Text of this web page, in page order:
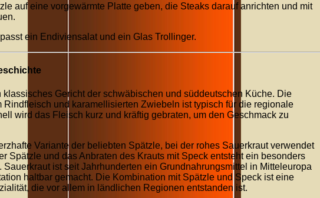
auf eine vorgewärmte Platte geben, die Steaks darauf anrichten und mit
ein Endiviensalat und ein Glas Trollinger.
klassisches Gericht der schwäbischen und süddeutschen Küche. Die
Rindfleisch und karamellisierten Zwiebeln ist typisch für die regionale
wird das Fleisch kurz und kräftig gebraten, um den Geschmack zu
Variante der beliebten Spätzle, bei der rohes Sauerkraut verwendet
Spätzle und das Anbraten des Krauts mit Speck entsteht ein besonders
Sauerkraut ist seit Jahrhunderten ein Grundnahrungsmittel in Mitteleuropa
haltbar gemacht. Die Kombination mit Spätzle und Speck ist eine
die vor allem in ländlichen Regionen entstanden ist.